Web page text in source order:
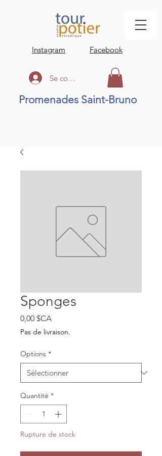
Instagram Facebook
Se connecter
Promenades Saint-Bruno
Sponges
0,00 $CAPrix
Pas de livraison.
Options *
Quantité *
Rupture de stock